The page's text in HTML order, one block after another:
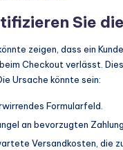
Sie
zeigen, dass ein
Checkout verlässt.
Ursache könnte sein:
Formularfeld.
an bevorzugten
Versandkosten, die